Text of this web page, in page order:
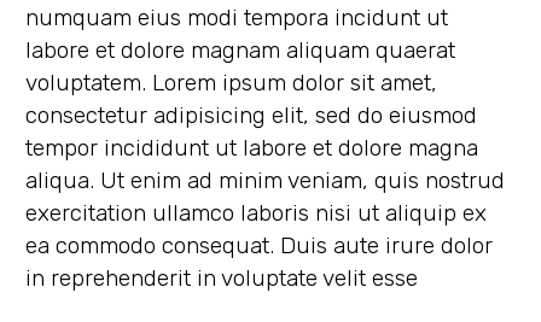
numquam eius modi tempora incidunt ut
labore et dolore magnam aliquam quaerat
voluptatem. Lorem ipsum dolor sit amet,
consectetur adipisicing elit, sed do eiusmod
tempor incididunt ut labore et dolore magna
aliqua. Ut enim ad minim veniam, quis nostrud
exercitation ullamco laboris nisi ut aliquip ex
ea commodo consequat. Duis aute irure dolor
in reprehenderit in voluptate velit esse